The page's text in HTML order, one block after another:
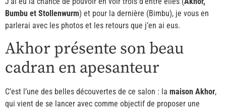
Bumbu et Stollenwurm) et pour la dernière (Bimbu), je vous en
parlerai avec les photos et les retours que j’en ai eus.
Akhor présente son beau
cadran en apesanteur
C’est l’une des belles découvertes de ce salon : la maison Akhor,
qui vient de se lancer avec comme objectif de proposer une